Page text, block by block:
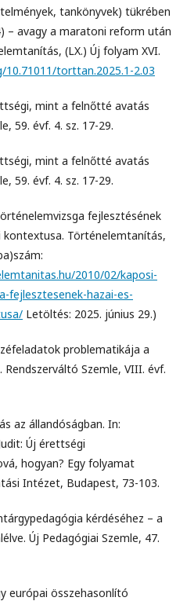
tankönyvek) tükrében
– avagy a maratoni reform után
(LX.) Új folyam XVI.
torttan.2025.1-2.03
mint a felnőtté avatás
59. évf. 4. sz. 17-29.
mint a felnőtté avatás
59. évf. 4. sz. 17-29.
fejlesztésének
Történelemtanítás,
2010/02/kaposi-
fejlesztesenek-hazai-es-
Letöltés: 2025. június 29.)
problematikája a
Szemle, VIII. évf.
az állandóságban. In:
Új érettségi
hogyan? Egy folyamat
Intézet, Budapest, 73-103.
kérdéséhez – a
Új Pedagógiai Szemle, 47.
európai összehasonlító